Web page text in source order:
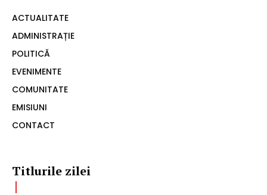
ACTUALITATE
ADMINISTRAȚIE
POLITICĂ
EVENIMENTE
COMUNITATE
EMISIUNI
CONTACT
Titlurile zilei